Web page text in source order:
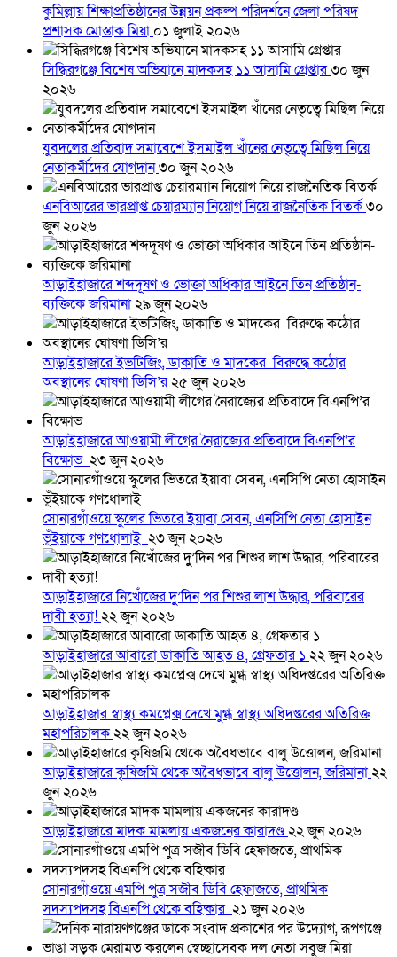
কুমিল্লায় শিক্ষাপ্রতিষ্ঠানের উন্নয়ন প্রকল্প পরিদর্শনে জেলা পরিষদ
প্রশাসক মোস্তাক মিয়া ০১ জুলাই ২০২৬
সিদ্ধিরগঞ্জে বিশেষ অভিযানে মাদকসহ ১১ আসামি গ্রেপ্তার৩০ জুন
২০২৬
যুবদলের প্রতিবাদ সমাবেশে ইসমাইল খাঁনের নেতৃত্বে মিছিল নিয়ে
নেতাকর্মীদের যোগদান৩০ জুন ২০২৬
এনবিআরের ভারপ্রাপ্ত চেয়ারম্যান নিয়োগ নিয়ে রাজনৈতিক বিতর্ক৩০
জুন ২০২৬
আড়াইহাজারে শব্দদূষণ ও ভোক্তা অধিকার আইনে তিন প্রতিষ্ঠান-
ব্যক্তিকে জরিমানা২৯ জুন ২০২৬
আড়াইহাজারে ইভটিজিং, ডাকাতি ও মাদকের বিরুদ্ধে কঠোর
অবস্থানের ঘোষণা ডিসি’র২৫ জুন ২০২৬
আড়াইহাজারে আওয়ামী লীগের নৈরাজ্যের প্রতিবাদে বিএনপি’র
বিক্ষোভ ২৩ জুন ২০২৬
সোনারগাঁওয়ে স্কুলের ভিতরে ইয়াবা সেবন, এনসিপি নেতা হোসাইন
ভূঁইয়াকে গণধোলাই ২৩ জুন ২০২৬
আড়াইহাজারে নিখোঁজের দুু’দিন পর শিশুর লাশ উদ্ধার, পরিবারের
দাবী হত্যা!২২ জুন ২০২৬
আড়াইহাজারে আবারো ডাকাতি আহত ৪, গ্রেফতার ১ ২২ জুন ২০২৬
আড়াইহাজার স্বাস্থ্য কমপ্লেক্স দেখে মুগ্ধ স্বাস্থ্য অধিদপ্তরের অতিরিক্ত
মহাপরিচালক২২ জুন ২০২৬
আড়াইহাজারে কৃষিজমি থেকে অবৈধভাবে বালু উত্তোলন, জরিমানা২২
জুন ২০২৬
আড়াইহাজারে মাদক মামলায় একজনের কারাদণ্ড২২ জুন ২০২৬
সোনারগাঁওয়ে এমপি পুত্র সজীব ডিবি হেফাজতে, প্রাথমিক
সদস্যপদসহ বিএনপি থেকে বহিষ্কার ২১ জুন ২০২৬